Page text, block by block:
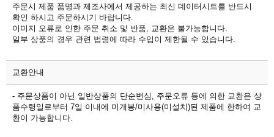
주문시 제품 품명과 제조사에서 제공하는 최신 데이터시트를 반드시
확인 하시고 주문하시기 바랍니다.
이미지 오류로 인한 주문 취소 및 반품, 교환은 불가능합니다.
일부 상품의 경우 관련 법령에 따라 수입이 제한될 수 있습니다.
교환안내
- 주문상품이 아닌 일반상품의 단순변심, 주문오류 등에 의한 교환은 상
품수령일로부터 7일 이내에 미개봉/미사용(미설치)된 제품에 한하여 교
환이 가능합니다.